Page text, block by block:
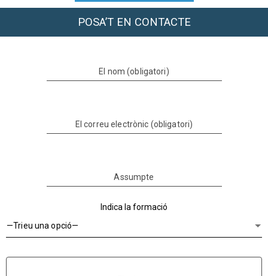
POSA’T EN CONTACTE
El nom (obligatori)
El correu electrònic (obligatori)
Assumpte
Indica la formació